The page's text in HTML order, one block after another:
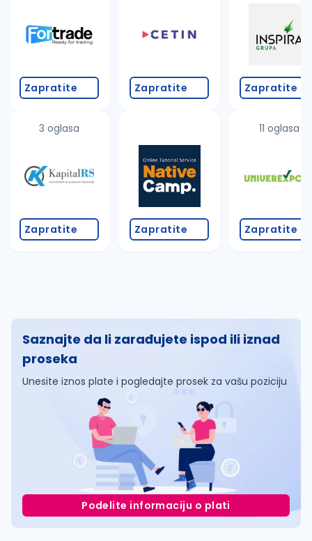
Zapratite
3 oglasa
Zapratite
Zapratite
Zapratite
Zapratite
11 oglasa
Zapratite
Saznajte da li zarađujete ispod ili iznad
proseka
Unesite iznos plate i pogledajte prosek za vašu poziciju
Podelite informaciju o plati